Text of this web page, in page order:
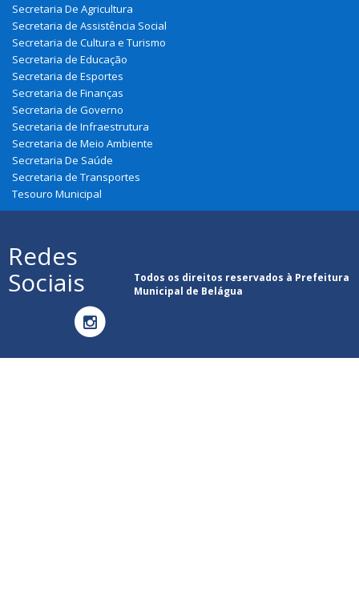
Secretaria De Agricultura
Secretaria de Assistência Social
Secretaria de Cultura e Turismo
Secretaria de Educação
Secretaria de Esportes
Secretaria de Finanças
Secretaria de Governo
Secretaria de Infraestrutura
Secretaria de Meio Ambiente
Secretaria De Saúde
Secretaria de Transportes
Tesouro Municipal
Redes
Sociais
Todos os direitos reservados à Prefeitura
Municipal de Belágua